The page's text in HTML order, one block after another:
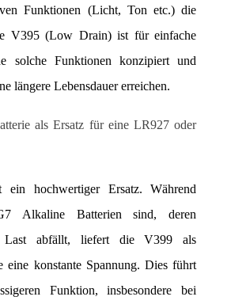
Funktionen (Licht, Ton etc.) die
V395 (Low Drain) ist für einfache
solche Funktionen konzipiert und
längere Lebensdauer erreichen.
als Ersatz für eine LR927 oder
hochwertiger Ersatz. Während
Alkaline Batterien sind, deren
Last abfällt, liefert die V399 als
eine konstante Spannung. Dies führt
Funktion, insbesondere bei